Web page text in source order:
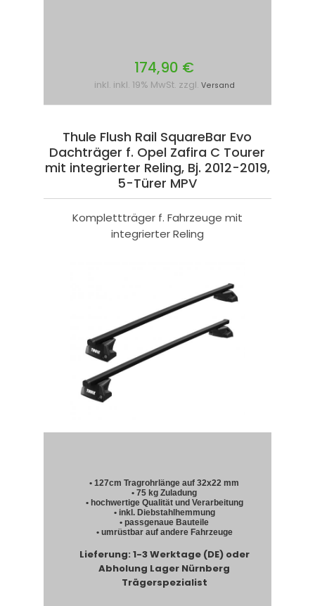
174,90 €
inkl. inkl. 19% MwSt. zzgl. Versand
Thule Flush Rail SquareBar Evo
Dachträger f. Opel Zafira C Tourer
mit integrierter Reling, Bj. 2012-2019,
5-Türer MPV
Komplettträger f. Fahrzeuge mit
integrierter Reling
• 127cm Tragrohrlänge auf 32x22 mm
• 75 kg Zuladung
• hochwertige Qualität und Verarbeitung
• inkl. Diebstahlhemmung
• passgenaue Bauteile
• umrüstbar auf andere Fahrzeuge
Lieferung: 1-3 Werktage (DE) oder
Abholung Lager Nürnberg
Trägerspezialist